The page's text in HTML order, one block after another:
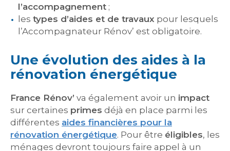
l’accompagnement ;
les types d’aides et de travaux pour lesquels
l’Accompagnateur Rénov’ est obligatoire.
Une évolution des aides à la
rénovation énergétique
France Rénov’ va également avoir un impact
sur certaines primes déjà en place parmi les
différentes aides financières pour la
rénovation énergétique. Pour être éligibles, les
ménages devront toujours faire appel à un